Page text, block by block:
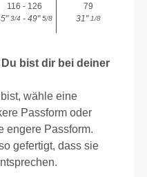
116 - 126
3/4 - 49"5/8
79
31"1/8
bist dir bei deiner
wähle eine
Passform oder
engere Passform.
gefertigt, dass sie